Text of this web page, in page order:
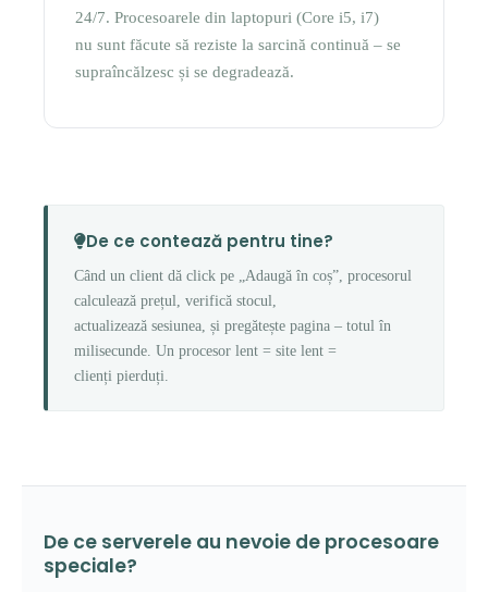
24/7. Procesoarele din laptopuri (Core i5, i7)
nu sunt făcute să reziste la sarcină continuă – se
supraîncălzesc și se degradează.
De ce contează pentru tine?
Când un client dă click pe „Adaugă în coș”, procesorul
calculează prețul, verifică stocul,
actualizează sesiunea, și pregătește pagina – totul în
milisecunde. Un procesor lent = site lent =
clienți pierduți.
De ce serverele au nevoie de procesoare
speciale?